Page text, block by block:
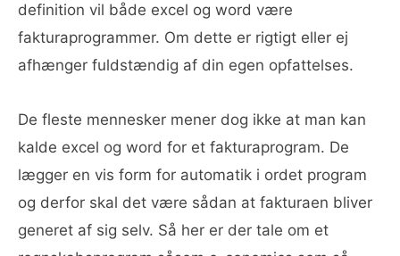
definition vil både excel og word være
fakturaprogrammer. Om dette er rigtigt eller ej
afhænger fuldstændig af din egen opfattelses.
De fleste mennesker mener dog ikke at man kan
kalde excel og word for et fakturaprogram. De
lægger en vis form for automatik i ordet program
og derfor skal det være sådan at fakturaen bliver
generet af sig selv. Så her er der tale om et